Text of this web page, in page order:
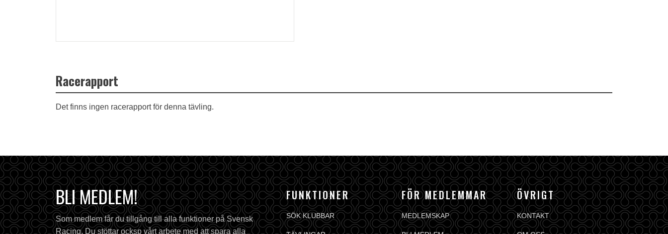
Racerapport
Det finns ingen racerapport för denna tävling.
BLI MEDLEM!
Som medlem får du tillgång till alla funktioner på Svensk
Racing. Du stöttar ocksp vårt arbete med att spara alla
FUNKTIONER
SÖK KLUBBAR
FÖR MEDLEMMAR
MEDLEMSKAP
ÖVRIGT
KONTAKT